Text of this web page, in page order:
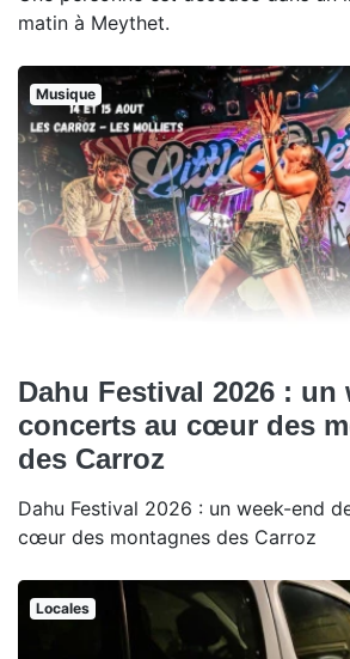
matin à Meythet.
Musique
Dahu Festival 2026 : un
concerts au cœur des
des Carroz
Dahu Festival 2026 : un week-end
cœur des montagnes des Carroz
Locales